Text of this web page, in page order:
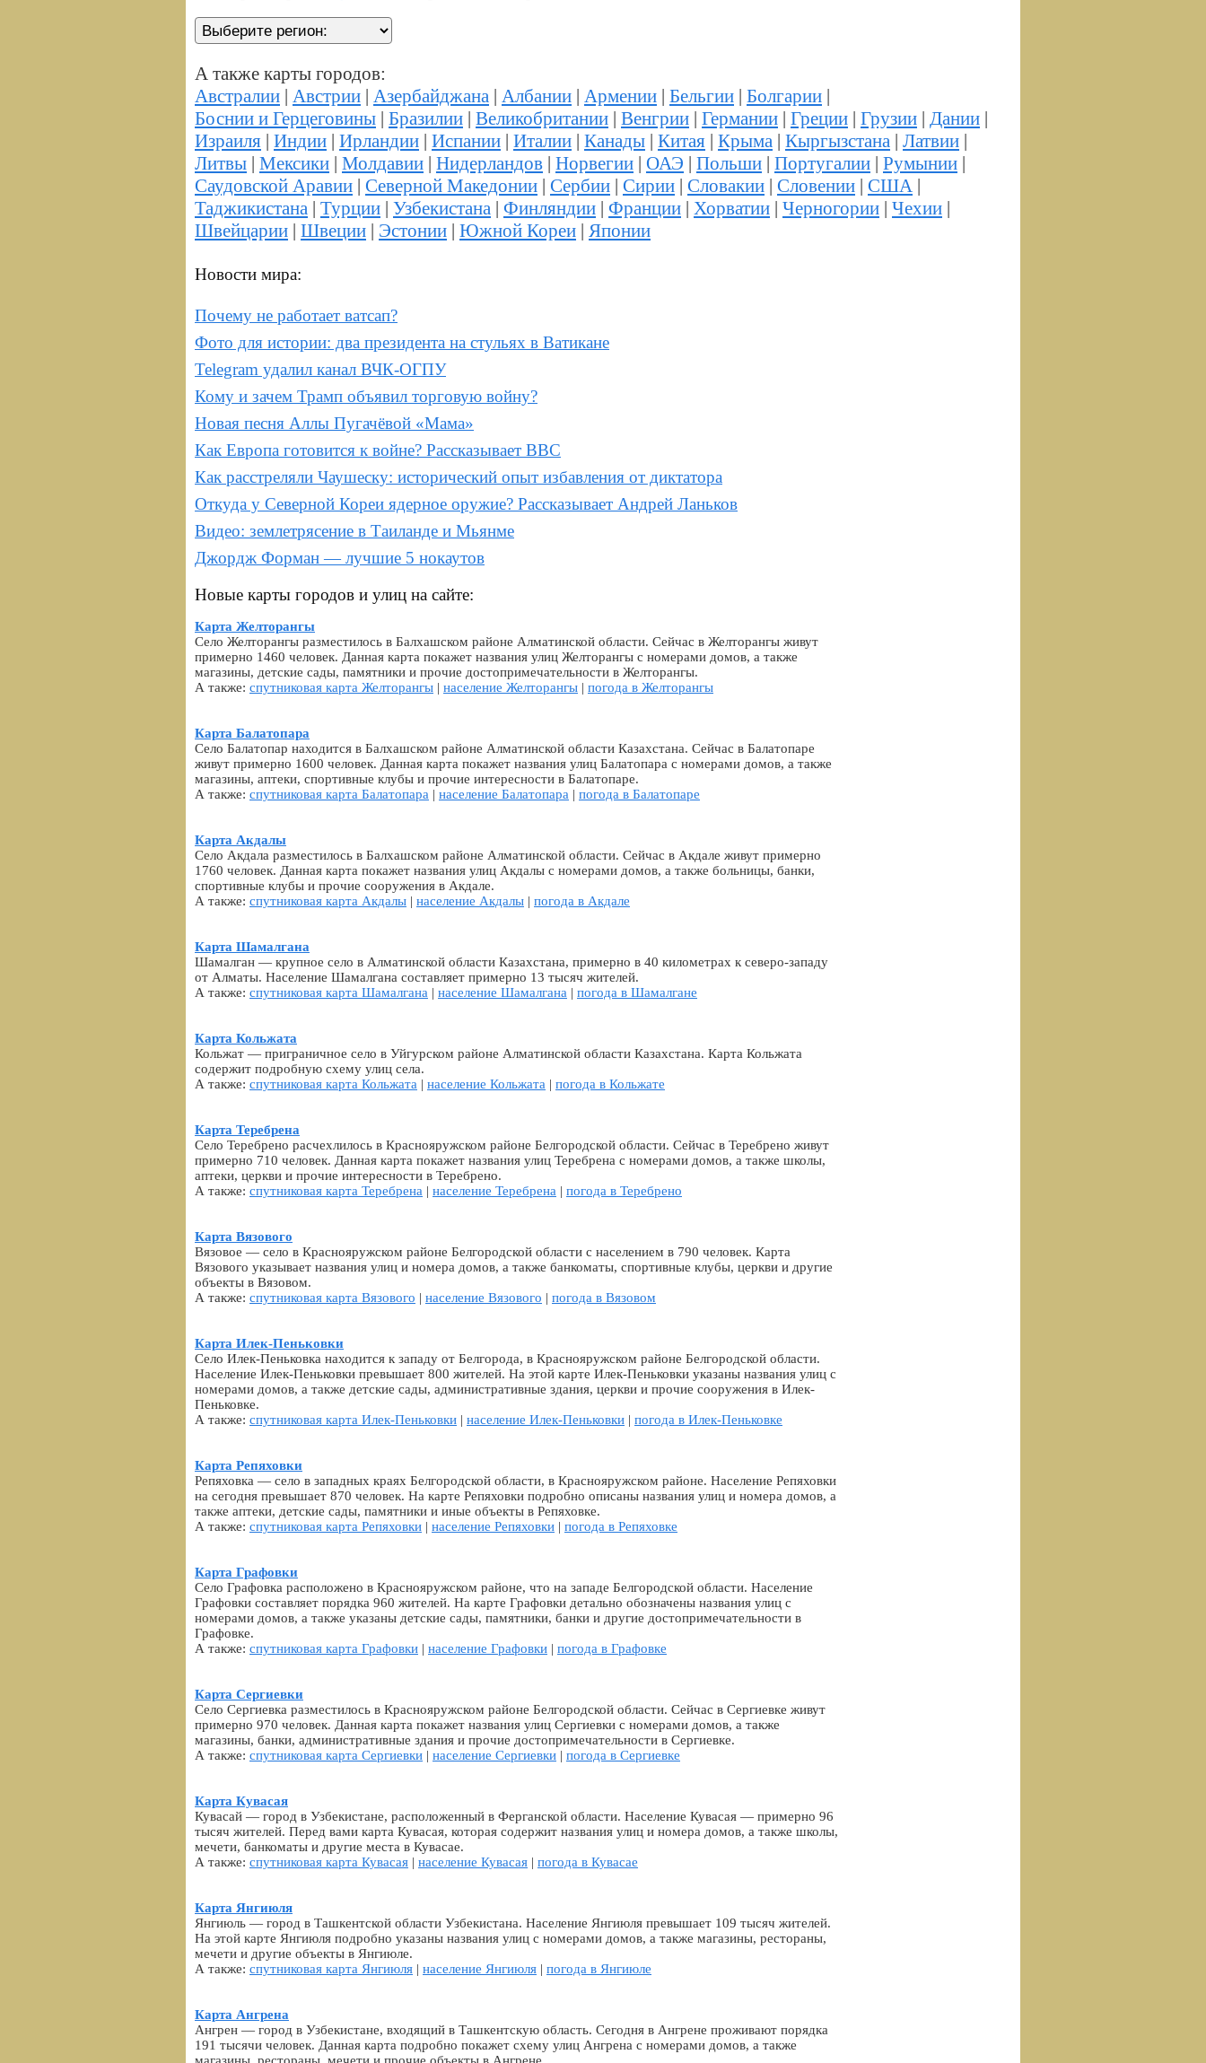
А также карты городов:
Австралии | Австрии | Азербайджана | Албании | Армении | Бельгии | Болгарии |
Боснии и Герцеговины | Бразилии | Великобритании | Венгрии | Германии | Греции | Грузии | Дании |
Израиля | Индии | Ирландии | Испании | Италии | Канады | Китая | Крыма | Кыргызстана | Латвии |
Литвы | Мексики | Молдавии | Нидерландов | Норвегии | ОАЭ | Польши | Португалии | Румынии |
Саудовской Аравии | Северной Македонии | Сербии | Сирии | Словакии | Словении | США |
Таджикистана | Турции | Узбекистана | Финляндии | Франции | Хорватии | Черногории | Чехии |
Швейцарии | Швеции | Эстонии | Южной Кореи | Японии
Новости мира:
Почему не работает ватсап?
Фото для истории: два президента на стульях в Ватикане
Telegram удалил канал ВЧК-ОГПУ
Кому и зачем Трамп объявил торговую войну?
Новая песня Аллы Пугачёвой «Мама»
Как Европа готовится к войне? Рассказывает BBC
Как расстреляли Чаушеску: исторический опыт избавления от диктатора
Откуда у Северной Кореи ядерное оружие? Рассказывает Андрей Ланьков
Видео: землетрясение в Таиланде и Мьянме
Джордж Форман — лучшие 5 нокаутов
Новые карты городов и улиц на сайте:
Карта Желторангы
Село Желторангы разместилось в Балхашском районе Алматинской области. Сейчас в Желторангы живут
примерно 1460 человек. Данная карта покажет названия улиц Желторангы с номерами домов, а также
магазины, детские сады, памятники и прочие достопримечательности в Желторангы.
А также: спутниковая карта Желторангы | население Желторангы | погода в Желторангы
Карта Балатопара
Село Балатопар находится в Балхашском районе Алматинской области Казахстана. Сейчас в Балатопаре
живут примерно 1600 человек. Данная карта покажет названия улиц Балатопара с номерами домов, а также
магазины, аптеки, спортивные клубы и прочие интересности в Балатопаре.
А также: спутниковая карта Балатопара | население Балатопара | погода в Балатопаре
Карта Акдалы
Село Акдала разместилось в Балхашском районе Алматинской области. Сейчас в Акдале живут примерно
1760 человек. Данная карта покажет названия улиц Акдалы с номерами домов, а также больницы, банки,
спортивные клубы и прочие сооружения в Акдале.
А также: спутниковая карта Акдалы | население Акдалы | погода в Акдале
Карта Шамалгана
Шамалган — крупное село в Алматинской области Казахстана, примерно в 40 километрах к северо-западу
от Алматы. Население Шамалгана составляет примерно 13 тысяч жителей.
А также: спутниковая карта Шамалгана | население Шамалгана | погода в Шамалгане
Карта Кольжата
Кольжат — приграничное село в Уйгурском районе Алматинской области Казахстана. Карта Кольжата
содержит подробную схему улиц села.
А также: спутниковая карта Кольжата | население Кольжата | погода в Кольжате
Карта Теребрена
Село Теребрено расчехлилось в Краснояружском районе Белгородской области. Сейчас в Теребрено живут
примерно 710 человек. Данная карта покажет названия улиц Теребрена с номерами домов, а также школы,
аптеки, церкви и прочие интересности в Теребрено.
А также: спутниковая карта Теребрена | население Теребрена | погода в Теребрено
Карта Вязового
Вязовое — село в Краснояружском районе Белгородской области с населением в 790 человек. Карта
Вязового указывает названия улиц и номера домов, а также банкоматы, спортивные клубы, церкви и другие
объекты в Вязовом.
А также: спутниковая карта Вязового | население Вязового | погода в Вязовом
Карта Илек-Пеньковки
Село Илек-Пеньковка находится к западу от Белгорода, в Краснояружском районе Белгородской области.
Население Илек-Пеньковки превышает 800 жителей. На этой карте Илек-Пеньковки указаны названия улиц с
номерами домов, а также детские сады, административные здания, церкви и прочие сооружения в Илек-
Пеньковке.
А также: спутниковая карта Илек-Пеньковки | население Илек-Пеньковки | погода в Илек-Пеньковке
Карта Репяховки
Репяховка — село в западных краях Белгородской области, в Краснояружском районе. Население Репяховки
на сегодня превышает 870 человек. На карте Репяховки подробно описаны названия улиц и номера домов, а
также аптеки, детские сады, памятники и иные объекты в Репяховке.
А также: спутниковая карта Репяховки | население Репяховки | погода в Репяховке
Карта Графовки
Село Графовка расположено в Краснояружском районе, что на западе Белгородской области. Население
Графовки составляет порядка 960 жителей. На карте Графовки детально обозначены названия улиц с
номерами домов, а также указаны детские сады, памятники, банки и другие достопримечательности в
Графовке.
А также: спутниковая карта Графовки | население Графовки | погода в Графовке
Карта Сергиевки
Село Сергиевка разместилось в Краснояружском районе Белгородской области. Сейчас в Сергиевке живут
примерно 970 человек. Данная карта покажет названия улиц Сергиевки с номерами домов, а также
магазины, банки, административные здания и прочие достопримечательности в Сергиевке.
А также: спутниковая карта Сергиевки | население Сергиевки | погода в Сергиевке
Карта Кувасая
Кувасай — город в Узбекистане, расположенный в Ферганской области. Население Кувасая — примерно 96
тысяч жителей. Перед вами карта Кувасая, которая содержит названия улиц и номера домов, а также школы,
мечети, банкоматы и другие места в Кувасае.
А также: спутниковая карта Кувасая | население Кувасая | погода в Кувасае
Карта Янгиюля
Янгиюль — город в Ташкентской области Узбекистана. Население Янгиюля превышает 109 тысяч жителей.
На этой карте Янгиюля подробно указаны названия улиц с номерами домов, а также магазины, рестораны,
мечети и другие объекты в Янгиюле.
А также: спутниковая карта Янгиюля | население Янгиюля | погода в Янгиюле
Карта Ангрена
Ангрен — город в Узбекистане, входящий в Ташкентскую область. Сегодня в Ангрене проживают порядка
191 тысячи человек. Данная карта подробно покажет схему улиц Ангрена с номерами домов, а также
магазины, рестораны, мечети и прочие объекты в Ангрене.